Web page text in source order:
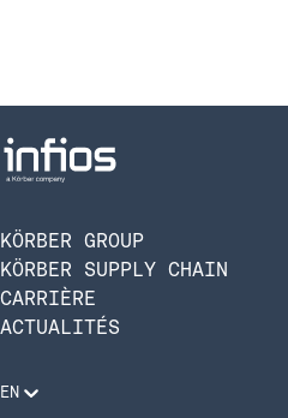
KÖRBER GROUP
KÖRBER SUPPLY CHAIN
CARRIÈRE
ACTUALITÉS
EN